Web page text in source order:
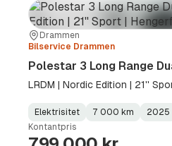
Sted:Drammen
Forhandler:
Bilservice Drammen
Polestar 3 Long Range
LRDM | Nordic Edition | 21''
Fuel
Type:
Elektrisitet
Kilometerstand:
7 000 km
Model
Year:
2025
Gearbox
Type:
Kontantpris